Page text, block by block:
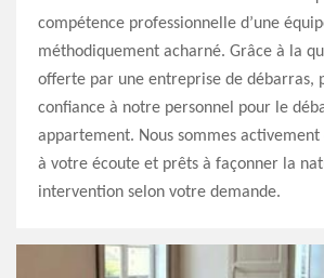
compétence professionnelle d’une
méthodiquement acharné. Grâce à la
offerte par une entreprise de débarras,
confiance à notre personnel pour le
appartement. Nous sommes
à votre écoute et prêts à façonner la
intervention selon votre demande.